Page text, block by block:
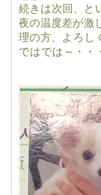
続きは次回、と
夜の温度差が激
理の方、よろし
ではでは～・・